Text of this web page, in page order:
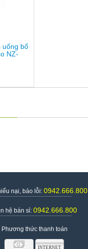
uống bổ
NZ-
nại, báo lỗi: 0942.666.800
hệ bán sỉ: 0942.666.800
Phương thức thanh toán